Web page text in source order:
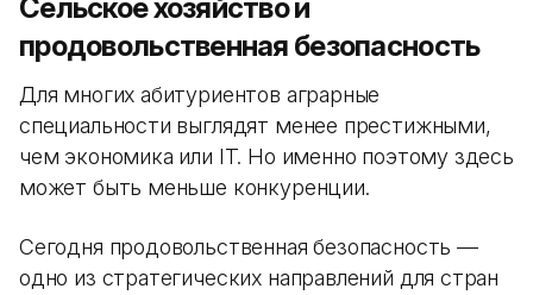
Сельское хозяйство и
продовольственная безопасность
Для многих абитуриентов аграрные
специальности выглядят менее престижными,
чем экономика или IT. Но именно поэтому здесь
может быть меньше конкуренции.
Сегодня продовольственная безопасность —
одно из стратегических направлений для стран